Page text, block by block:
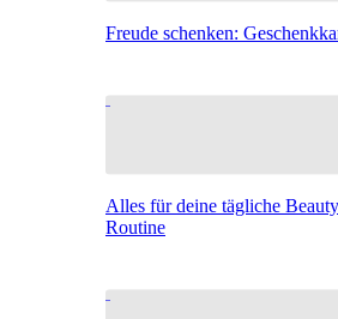
Freude schenken:
Alles für deine tägliche
Routine